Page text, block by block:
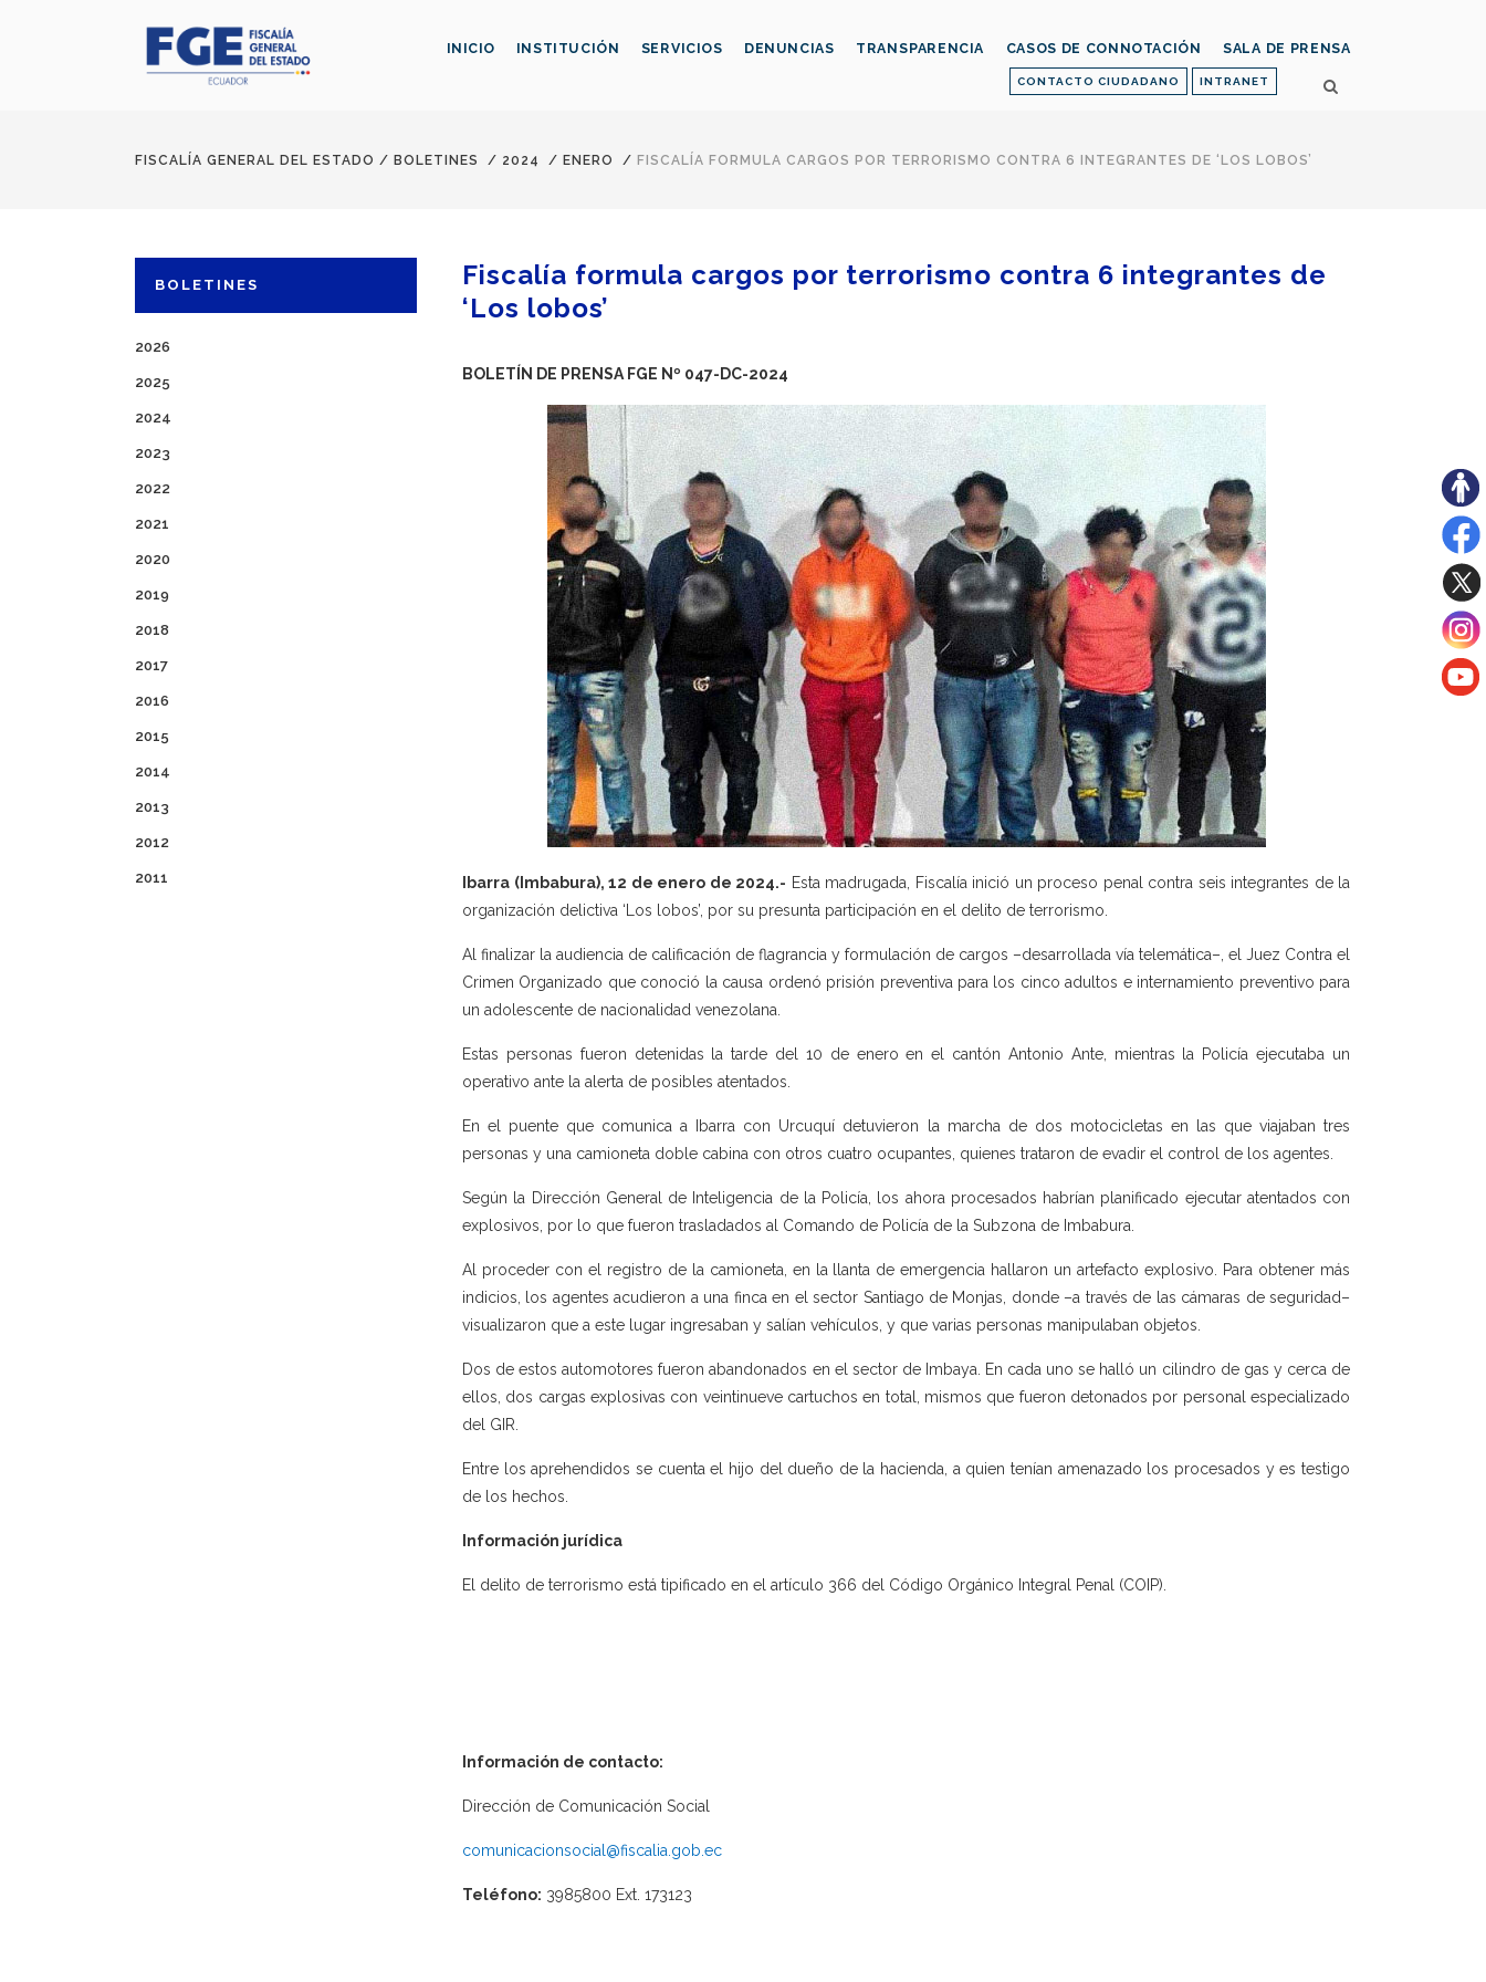
CONTACTO CIUDADANO INTRANET
INICIO INSTITUCIÓN SERVICIOS DENUNCIAS TRANSPARENCIA CASOS DE CONNOTACIÓN SALA DE PRENSA
FISCALÍA GENERAL DEL ESTADO / BOLETINES / 2024 / ENERO / FISCALÍA FORMULA CARGOS POR TERRORISMO CONTRA 6 INTEGRANTES DE ‘LOS LOBOS’
BOLETINES
2026
2025
2024
2023
2022
2021
2020
2019
2018
2017
2016
2015
2014
2013
2012
2011
Fiscalía formula cargos por terrorismo contra 6 integrantes de
‘Los lobos’
BOLETÍN DE PRENSA FGE Nº 047-DC-2024
Ibarra (Imbabura), 12 de enero de 2024.- Esta madrugada, Fiscalía inició un proceso penal contra seis integrantes de la
organización delictiva ‘Los lobos’, por su presunta participación en el delito de terrorismo.
Al finalizar la audiencia de calificación de flagrancia y formulación de cargos –desarrollada vía telemática–, el Juez Contra el
Crimen Organizado que conoció la causa ordenó prisión preventiva para los cinco adultos e internamiento preventivo para
un adolescente de nacionalidad venezolana.
Estas personas fueron detenidas la tarde del 10 de enero en el cantón Antonio Ante, mientras la Policía ejecutaba un
operativo ante la alerta de posibles atentados.
En el puente que comunica a Ibarra con Urcuquí detuvieron la marcha de dos motocicletas en las que viajaban tres
personas y una camioneta doble cabina con otros cuatro ocupantes, quienes trataron de evadir el control de los agentes.
Según la Dirección General de Inteligencia de la Policía, los ahora procesados habrían planificado ejecutar atentados con
explosivos, por lo que fueron trasladados al Comando de Policía de la Subzona de Imbabura.
Al proceder con el registro de la camioneta, en la llanta de emergencia hallaron un artefacto explosivo. Para obtener más
indicios, los agentes acudieron a una finca en el sector Santiago de Monjas, donde –a través de las cámaras de seguridad–
visualizaron que a este lugar ingresaban y salían vehículos, y que varias personas manipulaban objetos.
Dos de estos automotores fueron abandonados en el sector de Imbaya. En cada uno se halló un cilindro de gas y cerca de
ellos, dos cargas explosivas con veintinueve cartuchos en total, mismos que fueron detonados por personal especializado
del GIR.
Entre los aprehendidos se cuenta el hijo del dueño de la hacienda, a quien tenían amenazado los procesados y es testigo
de los hechos.
Información jurídica
El delito de terrorismo está tipificado en el artículo 366 del Código Orgánico Integral Penal (COIP).
Información de contacto:
Dirección de Comunicación Social
comunicacionsocial@fiscalia.gob.ec
Teléfono: 3985800 Ext. 173123